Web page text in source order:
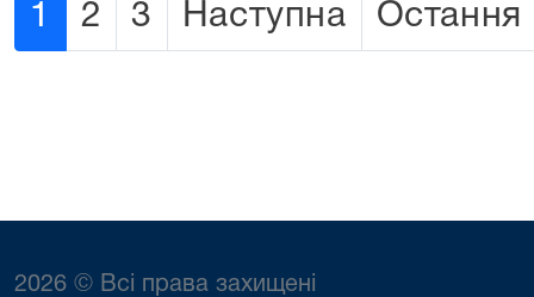
1 2 3 Наступна Остання
2026 © Всі права захищені